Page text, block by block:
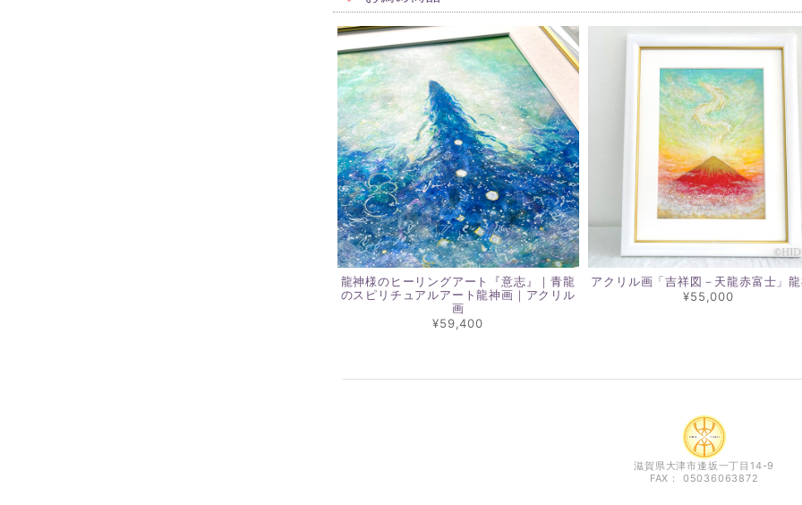
龍神様のヒーリングアート『意志』｜青龍
のスピリチュアルアート龍神画｜アクリル
画
¥59,400
アクリル画「吉祥図－天龍赤富士」
¥55,000
滋賀県大津市逢坂一丁目14-9
FAX： 05036063872